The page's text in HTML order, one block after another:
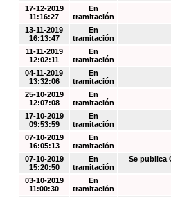
17-12-2019
11:16:27
En
tramitación
13-11-2019
16:13:47
En
tramitación
11-11-2019
12:02:11
En
tramitación
04-11-2019
13:32:06
En
tramitación
25-10-2019
12:07:08
En
tramitación
17-10-2019
09:53:59
En
tramitación
07-10-2019
16:05:13
En
tramitación
07-10-2019
15:20:50
En
tramitación
Se publica
03-10-2019
11:00:30
En
tramitación